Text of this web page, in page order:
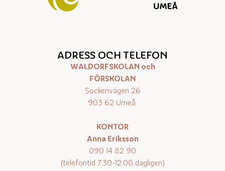
ADRESS OCH TELEFON
WALDORFSKOLAN och
FÖRSKOLAN
Sockenvägen 26
903 62 Umeå
KONTOR
Anna Eriksson
090 14 82 90
(telefontid 7.30-12.00 dagligen)